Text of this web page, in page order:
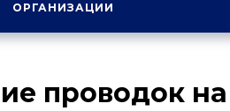
ОРГАНИЗАЦИИ
проводок на